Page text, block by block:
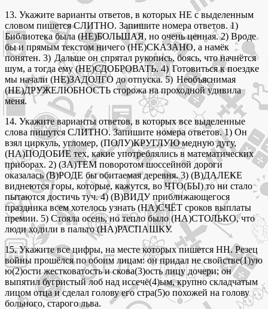
13. Укажите варианты ответов, в которых НЕ с выделенным
словом пишется СЛИТНО. Запишите номера ответов. 1)
Библиотека была (НЕ)БОЛЬШАЯ, но очень ценная. 2) Вроде
бы и прямым текстом ничего (НЕ)СКАЗАНО, а намёк
понятен. 3) Дальше он спрятал рукопись, боясь, что начнётся
шум, а тогда ему (НЕ)СДОБРОВАТЬ. 4) Готовиться к поездке
мы начали (НЕ)ЗАДОЛГО до отпуска. 5) Необъяснимая
(НЕ)ДРУЖЕЛЮБНОСТЬ сторожа на проходной удивила
меня.
14. Укажите варианты ответов, в которых все выделенные
слова пишутся СЛИТНО. Запишите номера ответов. 1) Он
взял циркуль, угломер, (ПОЛУ)КРУГЛУЮ медную дугу,
(НА)ПОДОБИЕ тех, какие употреблялись в математических
приборах. 2) (ЗА)ТЕМ поворотом шоссейной дороги
оказалась (В)РОДЕ бы обитаемая деревня. 3) (В)ДАЛЕКЕ
виднеются горы, которые, кажутся, во ЧТО(БЫ) то ни стало
пытаются достичь туч. 4) (В)ВИДУ приближающегося
праздника всем хотелось узнать (НА)СЧЁТ сроков выплаты
премии. 5) Стояла осень, но тепло было (НА)СТОЛЬКО, что
люди ходили в пальто (НА)РАСПАШКУ.
15. Укажите все цифры, на месте которых пишется НН. Резец
войны прошёлся по обоим лицам: он придал не свойстве(1)ую
ю(2)ости жестковатость и скова(3)ость лицу дочери; он
выпятил бугристый лоб над иссечё(4)ым, крупно складчатым
лицом отца и сделал голову его стра(5)о похожей на голову
больного, старого льва.